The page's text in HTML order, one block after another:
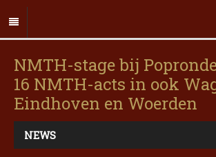
NMTH-stage bij
16 NMTH-acts in ook
Eindhoven en Woerden
NEWS